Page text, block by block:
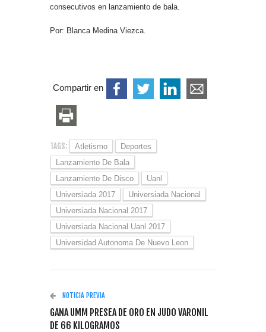
consecutivos en lanzamiento de bala.
Por: Blanca Medina Viezca.
Compartir en
TAGS: Atletismo
Deportes
Lanzamiento De Bala
Lanzamiento De Disco
Uanl
Universiada 2017
Universiada Nacional
Universiada Nacional 2017
Universiada Nacional Uanl 2017
Universidad Autonoma De Nuevo Leon
NOTICIA PREVIA
GANA UMM PRESEA DE ORO EN JUDO VARONIL
DE 66 KILOGRAMOS